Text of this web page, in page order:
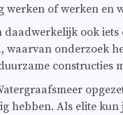
of werken en
ook
onderzoek
hebben. Als elite